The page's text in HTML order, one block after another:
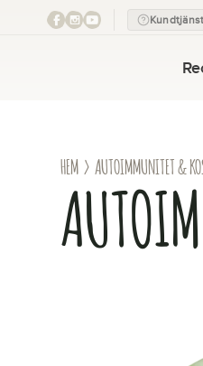
Kundtjänst
HEM › AUTOIMMUNITET &